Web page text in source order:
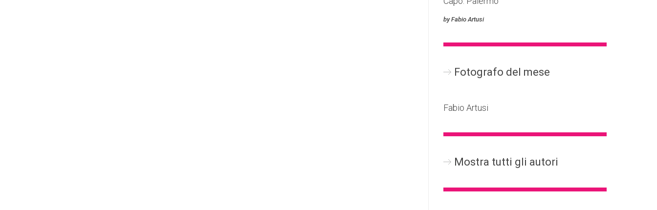
by Fabio Artusi
Fotografo del mese
Fabio Artusi
Mostra tutti gli autori